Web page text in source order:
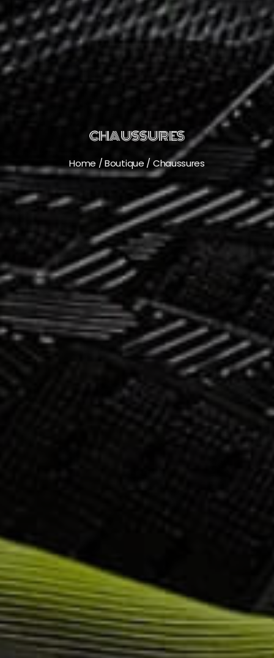
CHAUSSURES
Home /Boutique / Chaussures